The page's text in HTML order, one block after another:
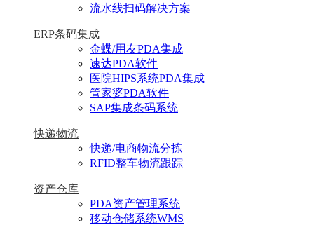
流水线扫码解决方案
ERP条码集成
金蝶/用友PDA集成
速达PDA软件
医院HIPS系统PDA集成
管家婆PDA软件
SAP集成条码系统
快递物流
快递/电商物流分拣
RFID整车物流跟踪
资产仓库
PDA资产管理系统
移动仓储系统WMS